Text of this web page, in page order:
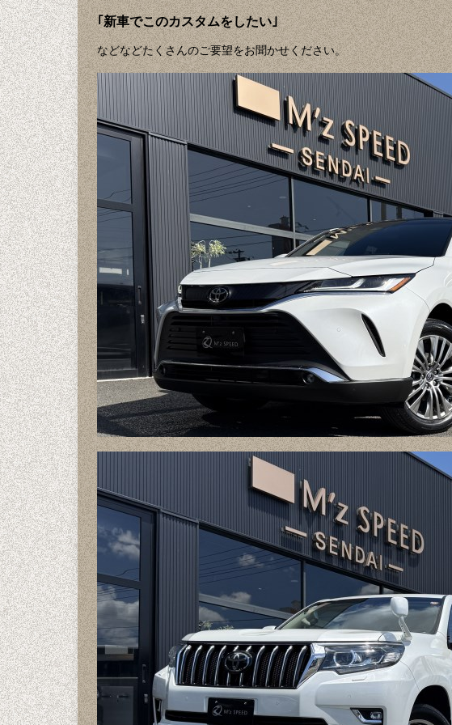
｢新車でこのカスタムをしたい｣
などなどたくさんのご要望をお聞かせください。